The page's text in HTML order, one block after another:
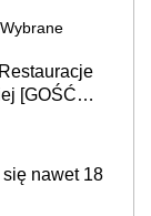
Wybrane
[GOŚĆ
nawet 18